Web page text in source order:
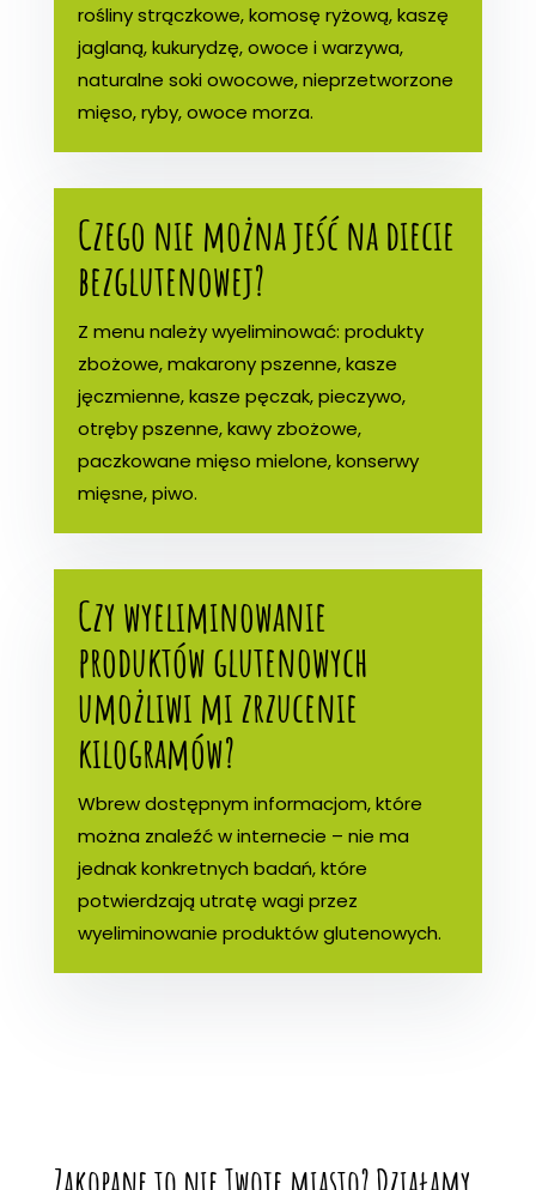
rośliny strączkowe, komosę ryżową, kaszę
jaglaną, kukurydzę, owoce i warzywa,
naturalne soki owocowe, nieprzetworzone
mięso, ryby, owoce morza.
Czego nie można jeść na diecie
bezglutenowej?
Z menu należy wyeliminować: produkty
zbożowe, makarony pszenne, kasze
jęczmienne, kasze pęczak, pieczywo,
otręby pszenne, kawy zbożowe,
paczkowane mięso mielone, konserwy
mięsne, piwo.
Czy wyeliminowanie
produktów glutenowych
umożliwi mi zrzucenie
kilogramów?
Wbrew dostępnym informacjom, które
można znaleźć w internecie – nie ma
jednak konkretnych badań, które
potwierdzają utratę wagi przez
wyeliminowanie produktów glutenowych.